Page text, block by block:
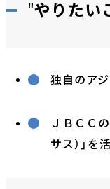
"やりたい
独自のア
ＪＢＣＣ
サス）」を